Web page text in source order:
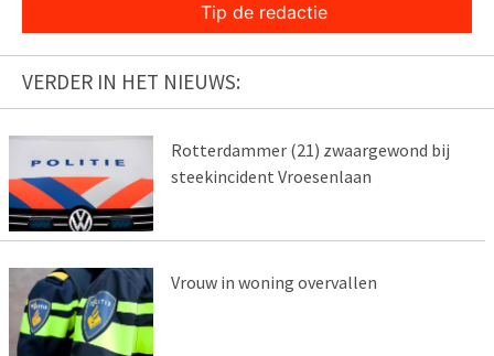
Tip de redactie
VERDER IN HET NIEUWS:
Rotterdammer (21) zwaargewond bij
steekincident Vroesenlaan
Vrouw in woning overvallen